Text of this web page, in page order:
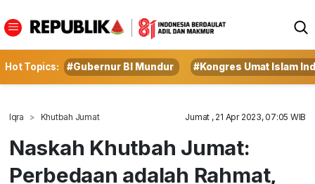
Hot Topics: #Gubernur BI Mundur #Kongres Umat Islam
Iqra Khutbah Jumat Jumat , 21 Apr 2023, 07:05 WIB
Naskah Khutbah Jumat:
Perbedaan adalah Rahmat,